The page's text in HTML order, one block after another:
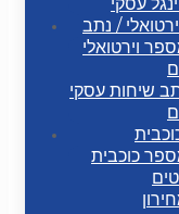
/ נתב
וירטואלי
שיחות עסקי
כוכבית